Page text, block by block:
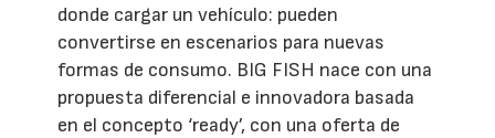
donde cargar un vehículo: pueden
convertirse en escenarios para nuevas
formas de consumo. BIG FISH nace con una
propuesta diferencial e innovadora basada
en el concepto ‘ready’, con una oferta de